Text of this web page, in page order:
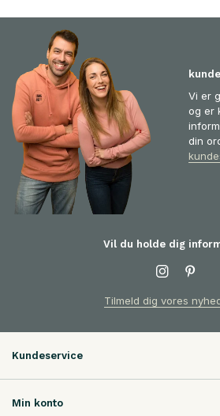
Vi er
og er
din
Vil du holde dig
Tilmeld dig vores
Kundeservice
Min konto